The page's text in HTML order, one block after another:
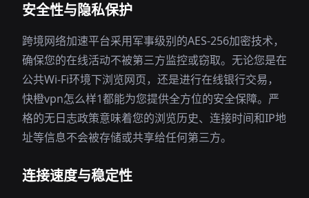
安全性与隐私保护
跨境网络加速平台采用军事级别的AES-256加密技术，
确保您的在线活动不被第三方监控或窃取。无论您是在
公共Wi-Fi环境下浏览网页，还是进行在线银行交易，
快橙vpn怎么样1都能为您提供全方位的安全保障。严
格的无日志政策意味着您的浏览历史、连接时间和IP地
址等信息不会被存储或共享给任何第三方。
连接速度与稳定性